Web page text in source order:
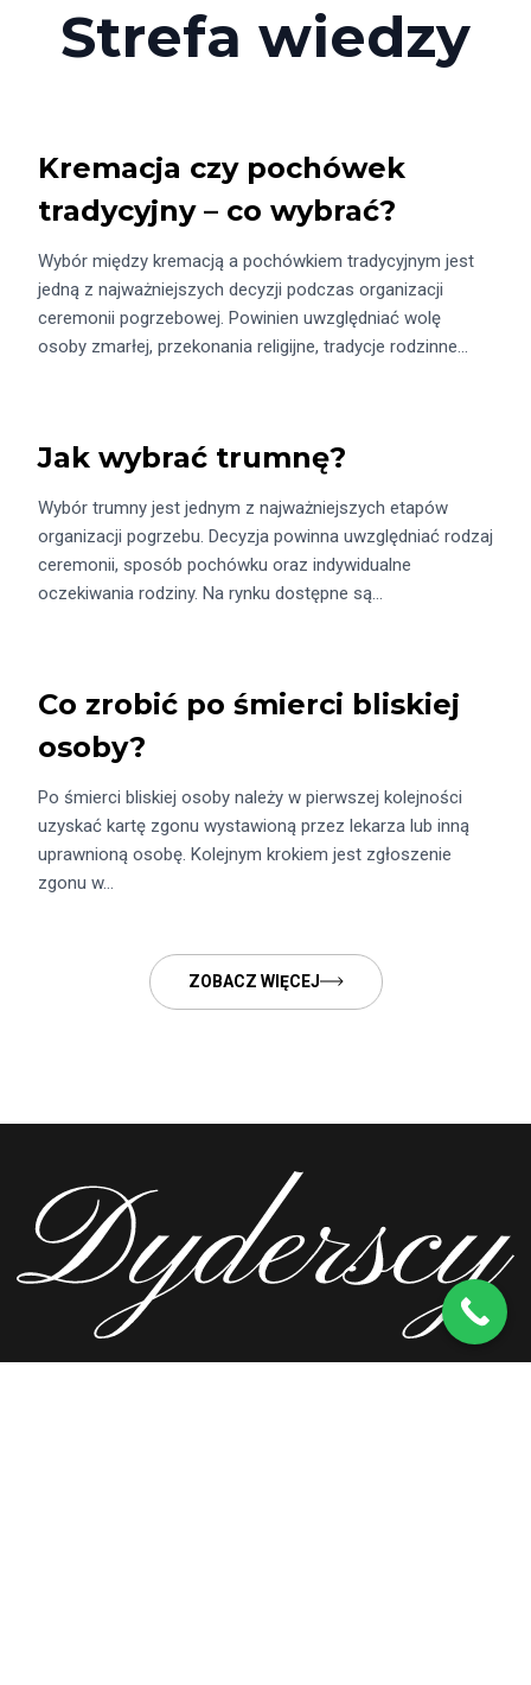
Strefa wiedzy
Kremacja czy pochówek
tradycyjny – co wybrać?
Wybór między kremacją a pochówkiem tradycyjnym jest
jedną z najważniejszych decyzji podczas organizacji
ceremonii pogrzebowej. Powinien uwzględniać wolę
osoby zmarłej, przekonania religijne, tradycje rodzinne…
Jak wybrać trumnę?
Wybór trumny jest jednym z najważniejszych etapów
organizacji pogrzebu. Decyzja powinna uwzględniać rodzaj
ceremonii, sposób pochówku oraz indywidualne
oczekiwania rodziny. Na rynku dostępne są…
Co zrobić po śmierci bliskiej
osoby?
Po śmierci bliskiej osoby należy w pierwszej kolejności
uzyskać kartę zgonu wystawioną przez lekarza lub inną
uprawnioną osobę. Kolejnym krokiem jest zgłoszenie
zgonu w…
ZOBACZ WIĘCEJ